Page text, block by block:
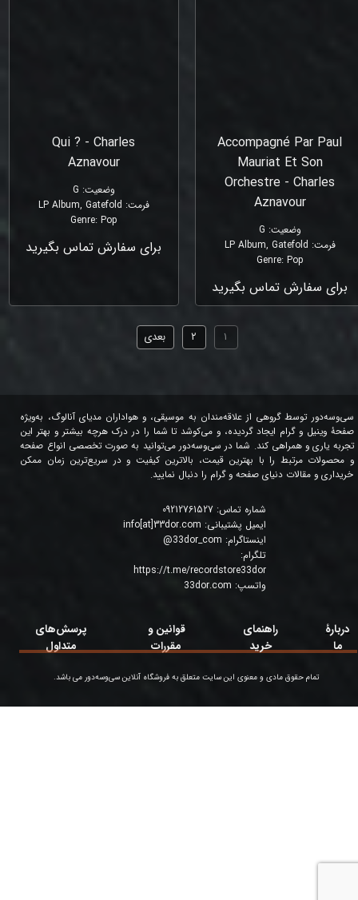
Accompagné Par Paul
Mauriat Et Son
Orchestre - Charles
Aznavour
وضعیت:
G
فرمت:
LP Album, Gatefold
Genre: Pop
برای سفارش تماس بگیرید
Qui ? - Charles
Aznavour
وضعیت:
G
فرمت:
LP Album, Gatefold
Genre: Pop
برای سفارش تماس بگیرید
۱ ۲ بعدی
شماره تماس:
ایمیل پشتیبانی: info[at]33dor.com
اینستاگرام: 33dor_com
@
تلگرام:
https://t.me/recordstore33dor
واتسپ: 33dor.com
سی‌وسه‌دور توسط گروهی از علاقه‌مندان به موسیقی، و هواداران مدیای آنالوگ، به‌ویژه
صفحۀ وینیل و گرام ایجاد گردیده، و می‌کوشد تا شما را در درک هرچه بیشتر و بهتر این
تجربه یاری و همراهی کند. شما در سی‌وسه‌دور می‌توانید به صورت تخصصی انواع صفحه
و محصولات مرتبط را با بهترین قیمت، بالاترین کیفیت و در سریع‌ترین زمان ممکن
خریداری و مقالات دنیای صفحه و گرام را دنبال نمایید.
تمام حقوق مادی و معنوی این سایت متعلق به فروشگاه آنلاین سی‌وسه‌دور می باشد.
دربارۀ
ما
قوانین و
مقررات
پرسش‌های
متداول
راهنمای
خرید